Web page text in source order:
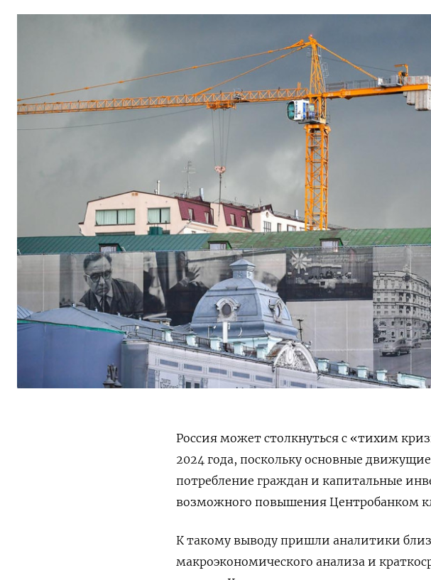
Россия может столкнуться с «тихим
2024 года, поскольку основные
потребление граждан и капитальные
возможного повышения Центробанком
К такому выводу пришли аналитики
макроэкономического анализа и